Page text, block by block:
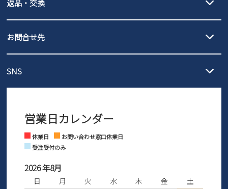
北海道・本州・四国・九州…550円
3,980円（税込）以上お買い上げで送料無料
発送日・送料詳細については
ご利用ください。
全国一律…220円（税込）
発送日・送料詳細についてはご利用ガイドを
ご利用ください。
返品・交換
の片道無料サービスを実施中！
ントとしても安心してご利用いただけるよう、サイズ交換の受付期
さい。
お問合せ先
営業時間：11時～17時
※土日祝はお問い合わせ窓口休業日となります。
SNS
Facebook Instagram
営業日カレンダー
休業日
お問い合わせ窓口休業日
受注受付のみ
2026 年8月
日 月 火 水 木 金
土